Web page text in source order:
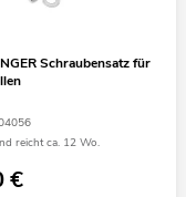
Schraubensatz für
reicht ca. 12 Wo.
€